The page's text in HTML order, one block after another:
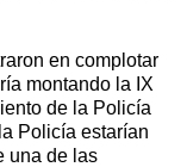
en complotar
montando la IX
de la Policía
Policía estarían
una de las